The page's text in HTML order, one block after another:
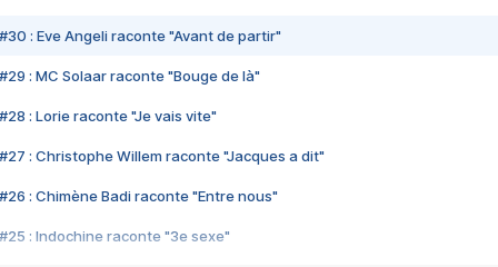
#30 : Eve Angeli raconte "Avant de partir"
#29 : MC Solaar raconte "Bouge de là"
#28 : Lorie raconte "Je vais vite"
#27 : Christophe Willem raconte "Jacques a dit"
#26 : Chimène Badi raconte "Entre nous"
#25 : Indochine raconte "3e sexe"